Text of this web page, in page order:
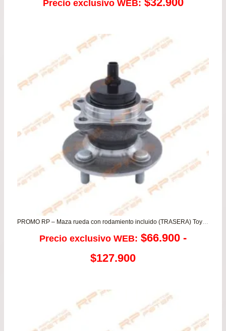
Precio exclusivo WEB:
PROMO RP – Maza rueda con rodamiento incluido (TRASERA) Toyota Yaris Nuevos
Precio exclusivo WEB: $66.900 -
$127.900Rango
precios:
desde